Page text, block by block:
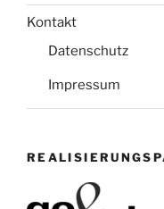
Kontakt
Datenschutz
Impressum